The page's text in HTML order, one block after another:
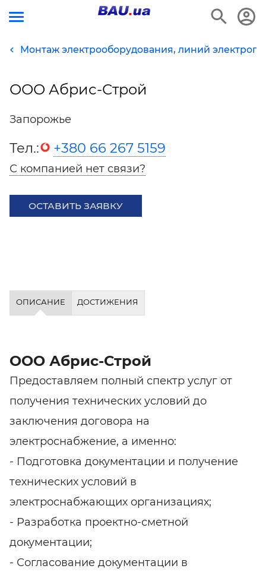
Монтаж электрооборудования, линий
ООО Абрис-Строй
Запорожье
Тел.: +380 66 267 5159
С компанией нет связи?
ОСТАВИТЬ ЗАЯВКУ
ОПИСАНИЕ ДОСТИЖЕНИЯ
ООО Абрис-Строй
Предоставляем полный спектр услуг от
получения технических условий до
заключения договора на
электроснабжение, а именно:
- Подготовка документации и получение
технических условий в
электроснабжающих организациях;
- Разработка проектно-сметной
документации;
- Согласование документации в